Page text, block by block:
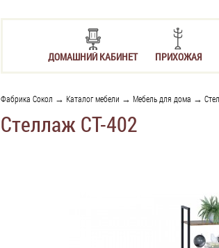
ДОМАШНИЙ КАБИНЕТ ПРИХОЖАЯ
Фабрика Сокол → Каталог мебели → Мебель для дома →
Стеллаж СТ-402